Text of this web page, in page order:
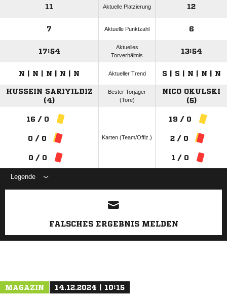
11 Aktuelle Platzierung 12
7 Aktuelle Punktzahl 6
17:54
Aktuelles
Torverhältnis
13:54
N | N | N | N | N Aktueller Trend S | S | N | N | N
HUSSEIN SARIYILDIZ
(4)
Bester Torjäger
(Tore)
NICO OKULSKI
(5)
16 / 0
0 / 0
0 / 0
Karten (Team/Offiz.)
19 / 0
2 / 0
1 / 0
Legende
ANZEIGE
FALSCHES ERGEBNIS MELDEN
MAGAZIN 14.12.2024 | 10:15